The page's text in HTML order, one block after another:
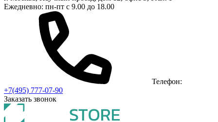
Ежедневно: пн-пт с 9.00 до 18.00
Телефон:
+7(495) 777-07-90
Заказать звонок